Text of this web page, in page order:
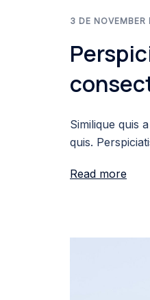
3 DE NOVEMBER
Similique quis
quis.
Read more